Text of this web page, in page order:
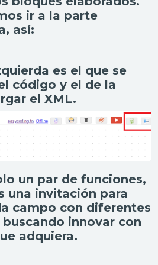
ir a la parte
así:
es el que se
código y el de la
el XML.
un par de funciones,
una invitación para
campo con diferentes
innovar con
adquiera.